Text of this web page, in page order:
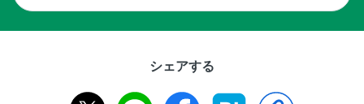
シェアする